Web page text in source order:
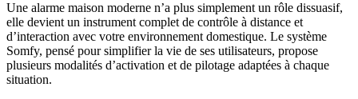
Une alarme maison moderne n’a plus simplement un rôle dissuasif,
elle devient un instrument complet de contrôle à distance et
d’interaction avec votre environnement domestique. Le système
Somfy, pensé pour simplifier la vie de ses utilisateurs, propose
plusieurs modalités d’activation et de pilotage adaptées à chaque
situation.